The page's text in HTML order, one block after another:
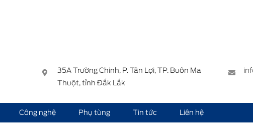
35A Trường Chinh, P. Tân Lợi, TP. Buôn Ma
Thuột, tỉnh Đắk Lắk
Công nghệ Phụ tùng Tin tức Liên hệ